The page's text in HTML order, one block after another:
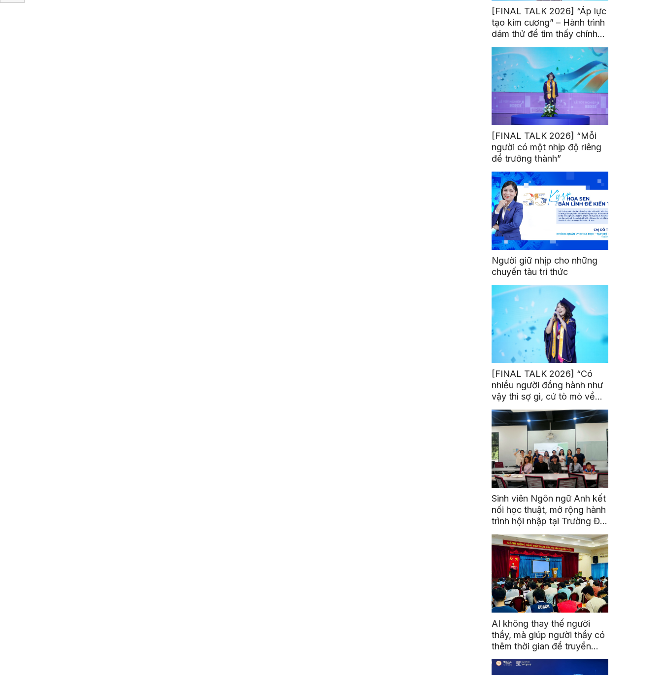
[FINAL TALK 2026] “Áp lực
tạo kim cương” – Hành trình
dám thử để tìm thấy chính
mình
[FINAL TALK 2026] “Mỗi
người có một nhịp độ riêng
để trưởng thành”
Người giữ nhịp cho những
chuyến tàu tri thức
[FINAL TALK 2026] “Có
nhiều người đồng hành như
vậy thì sợ gì, cứ tò mò về
thế giới thôi”
Sinh viên Ngôn ngữ Anh kết
nối học thuật, mở rộng hành
trình hội nhập tại Trường Đại
học Quốc gia Malaysia
AI không thay thế người
thầy, mà giúp người thầy có
thêm thời gian để truyền
cảm hứng